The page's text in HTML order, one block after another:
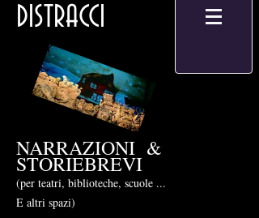
DISTRACCI
NARRAZIONI &
STORIEBREVI
(per teatri, biblioteche, scuole ...
E altri spazi)